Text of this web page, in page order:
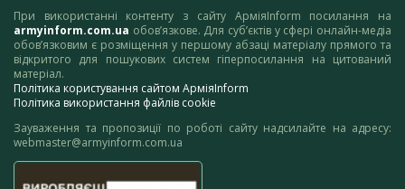
При використанні контенту з сайту АрміяInform посилання на
armyinform.com.ua обов’язкове. Для суб’єктів у сфері онлайн-медіа
обов’язковим є розміщення у першому абзаці матеріалу прямого та
відкритого для пошукових систем гіперпосилання на цитований
матеріал.
Політика користування сайтом АрміяInform
Політика використання файлів cookie
Зауваження та пропозиції по роботі сайту надсилайте на адресу:
webmaster@armyinform.com.ua